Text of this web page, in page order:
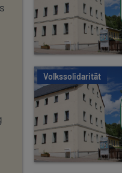
Volkssolidarität